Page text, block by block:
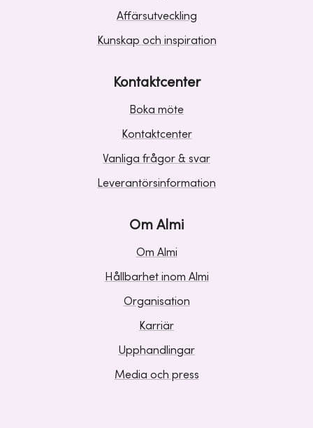
Affärsutveckling
Kunskap och inspiration
Kontaktcenter
Boka möte
Kontaktcenter
Vanliga frågor & svar
Leverantörsinformation
Om Almi
Om Almi
Hållbarhet inom Almi
Organisation
Karriär
Upphandlingar
Media och press